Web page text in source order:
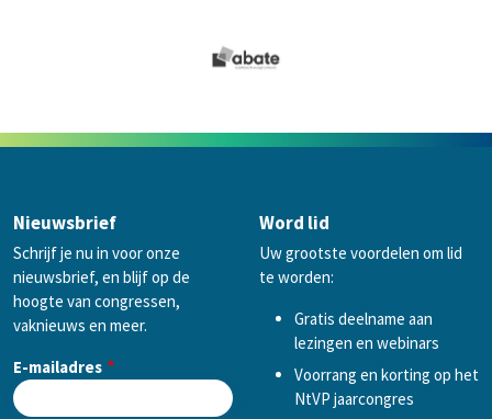
Nieuwsbrief
Schrijf je nu in voor onze
nieuwsbrief, en blijf op de
hoogte van congressen,
vaknieuws en meer.
E-mailadres
Word lid
Uw grootste voordelen om lid
te worden:
Gratis deelname aan
lezingen en webinars
Voorrang en korting op het
NtVP jaarcongres